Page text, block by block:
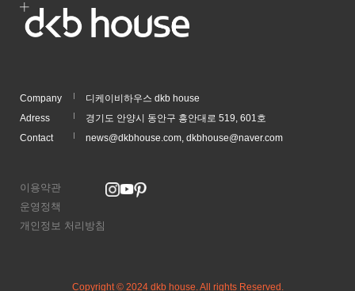
Company
디케이비하우스 dkb house
Adress
경기도 안양시 동안구 흥안대로 519, 601호
Contact
news@dkbhouse.com, dkbhouse@naver.com
이용약관
운영정책
개인정보 처리방침
Copyright © 2024 dkb house. All rights Reserved.